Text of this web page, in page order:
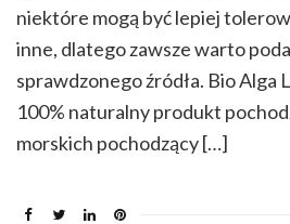
niektóre mogą być lepiej
inne, dlatego zawsze warto
sprawdzonego źródła. Bio Alga
100% naturalny produkt
morskich pochodzący […]